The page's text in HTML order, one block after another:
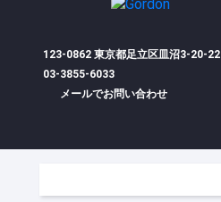
123-0862 東京都足立区皿沼3-20-22
03-3855-6033
メールでお問い合わせ